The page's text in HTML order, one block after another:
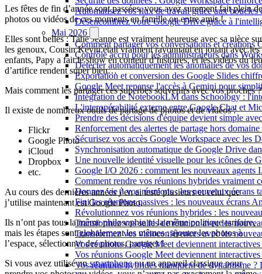
Automatisez vos flux de travail grâce aux boucles
Désencombrez votre Google Drive grâce à
Mai 2026
Comment partager vos conversations et
Contrôle accru pour les administrateurs dans
Détecter automatiquement les anomalies de vos
Exportation et conversion des Google Slides
Google Meet repense l'accès à Gemini pour
Intégration de NotebookLM dans Schoology :
L'interopérabilité externe entre Google Chat et
Prendre des décisions d'équipe devient simple
Renforcement des alertes de partage hors
Sécurisez vos accès Google Workspace avec les
Synchronisation automatique de Google Drive
Une nouvelle identité visuelle pour les icônes de
Google I/O 2026 : comment les nouveaux agents
Comment rendre vos réunions hybrides vraiment
Donnez vie à vos réunions : les nouveaux écrans
Fini les réunions passives : les nouveaux écrans
Révolutionnez vos réunions hybrides : les
Transformez vos salles de réunion avec les
Transformez vos visioconférences avec les
Vos réunions Google Meet deviennent
Vos réunions Google Meet deviennent
Vos réunions hybrides manquent de dynamisme
Les fêtes de fin d’année sont passées, vous avez surement fait plein de
photos ou vidéos de ces moments en famille ou entre amis !
Elles sont belles : Tatie Jeanne est vraiment heureuse avec sa nièce sur
les genoux, Cousin Kevin était vraiment rayonnant en jouant avec les
enfants, Papy a fait le show en conteur d’histoires, et les vidéos du feu
d’artifice rendent super bien…
Mais comment les partager ces superbes souvenirs avec vos proches ?
Il existe de nombreux outils de partage de photos et de vidéos :
Flickr
Google Photo
iCloud
Dropbox
etc.
Au cours des dernières années j’en ai testé plusieurs et celui que
j’utilise maintenant est Google Photo.
Ils n’ont pas tous la même philosophie ni la même politique tarifaire,
mais les étapes sont globalement les mêmes : ajouter les photos à
l’espace, sélectionner des photos, partager !
Si vous avez utilisé unsmartphoneou un appareil classique pour